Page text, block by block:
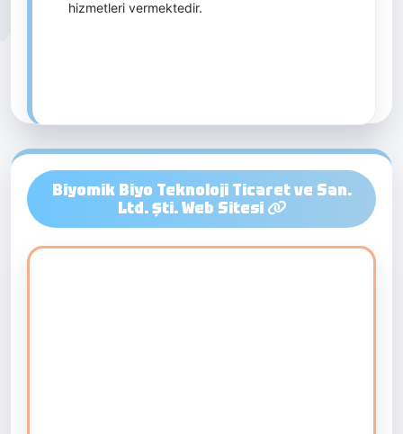
hizmetleri vermektedir.
Biyomik Biyo Teknoloji Ticaret ve San.
Ltd. Şti. Web Sitesi